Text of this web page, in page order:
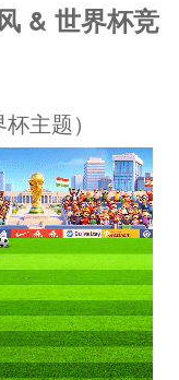
& 世界杯竞
主题）